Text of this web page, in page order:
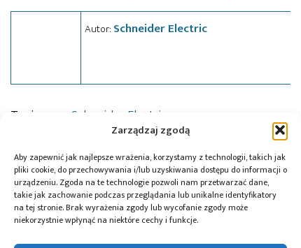
Zarządzaj zgodą
Aby zapewnić jak najlepsze wrażenia, korzystamy z technologii, takich jak
pliki cookie, do przechowywania i/lub uzyskiwania dostępu do informacji o
urządzeniu. Zgoda na te technologie pozwoli nam przetwarzać dane,
takie jak zachowanie podczas przeglądania lub unikalne identyfikatory
na tej stronie. Brak wyrażenia zgody lub wycofanie zgody może
niekorzystnie wpłynąć na niektóre cechy i funkcje.
Autor: Schneider Electric
Tagi: Schneider Electric
Przeczytaj również: